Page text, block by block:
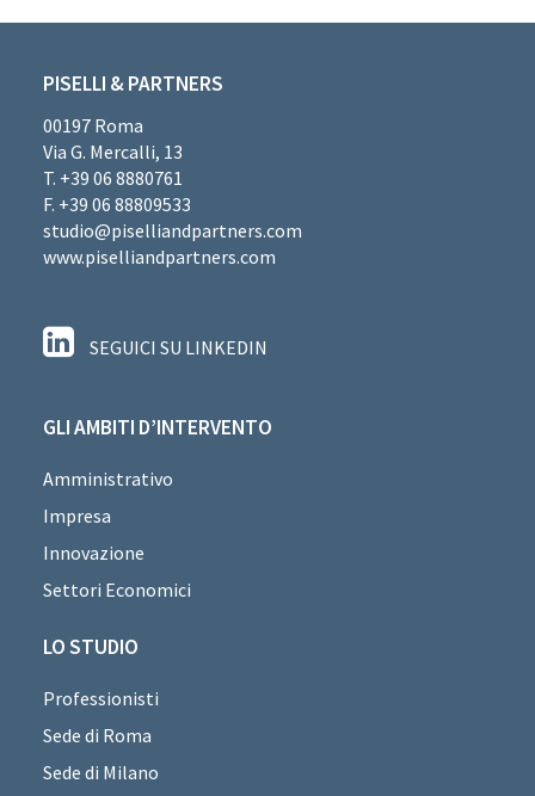
PISELLI & PARTNERS
00197 Roma
Via G. Mercalli, 13
T. +39 06 8880761
F. +39 06 88809533
studio@piselliandpartners.com
www.piselliandpartners.com
SEGUICI SU LINKEDIN
GLI AMBITI D’INTERVENTO
Amministrativo
Impresa
Innovazione
Settori Economici
LO STUDIO
Professionisti
Sede di Roma
Sede di Milano